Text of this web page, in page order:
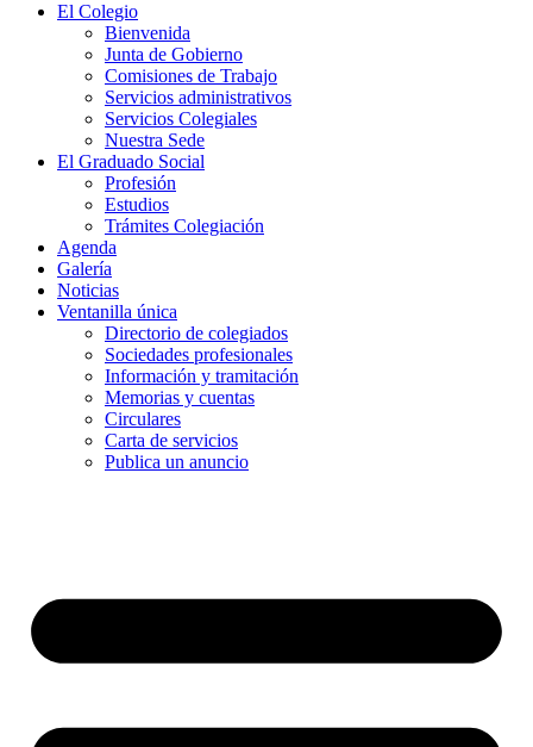
El Colegio
Bienvenida
Junta de Gobierno
Comisiones de Trabajo
Servicios administrativos
Servicios Colegiales
Nuestra Sede
El Graduado Social
Profesión
Estudios
Trámites Colegiación
Agenda
Galería
Noticias
Ventanilla única
Directorio de colegiados
Sociedades profesionales
Información y tramitación
Memorias y cuentas
Circulares
Carta de servicios
Publica un anuncio